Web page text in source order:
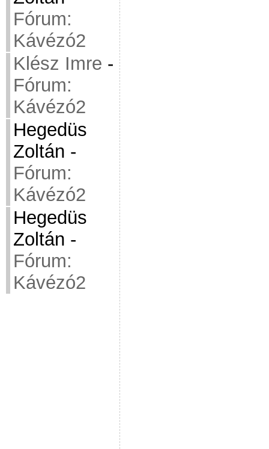
Fórum:
Kávézó2
Klész Imre -
Fórum:
Kávézó2
Hegedüs
Zoltán -
Fórum:
Kávézó2
Hegedüs
Zoltán -
Fórum:
Kávézó2